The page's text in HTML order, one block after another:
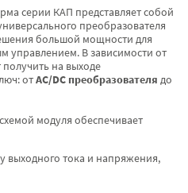
серии КАП представляет собой
преобразователя
большой мощности для
управлением. В зависимости от
на выходе
отAC/DC преобразователя до
модуля обеспечивает
выходного тока и напряжения,